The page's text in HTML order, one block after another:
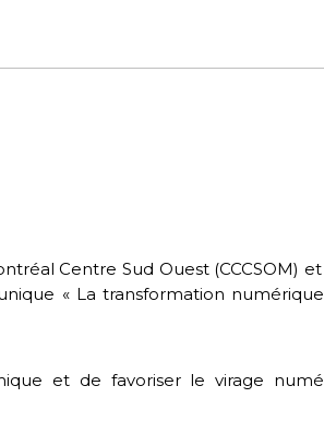
Centre Sud Ouest (CCCSOM)
« La transformation
et de favoriser le virage